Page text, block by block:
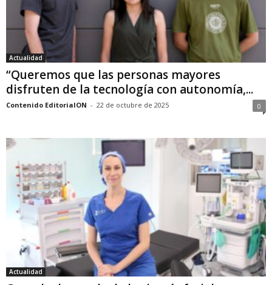
Actualidad
“Queremos que las personas mayores
disfruten de la tecnología con autonomía,...
Contenido EditorialON - 22 de octubre de 2025 0
Actualidad